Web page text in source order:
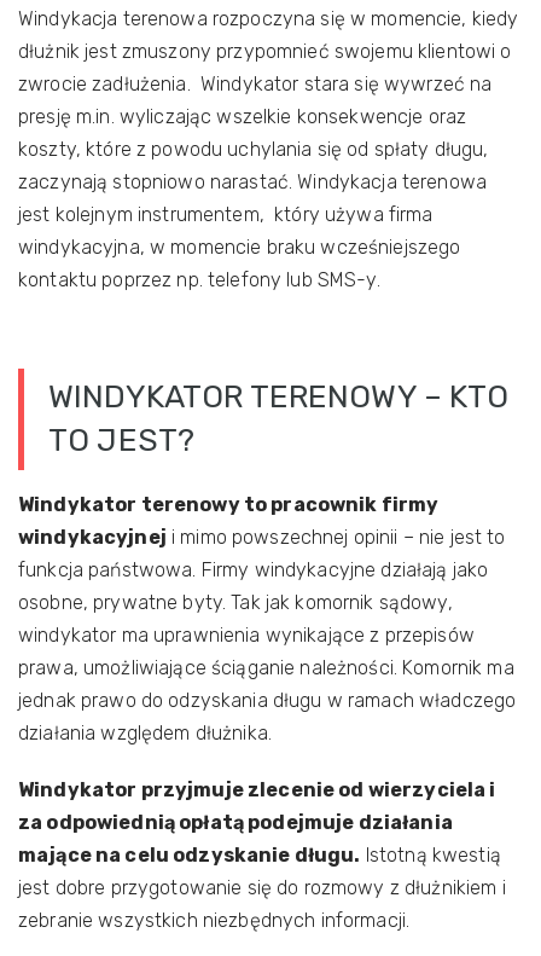
Windykacja terenowa rozpoczyna się w momencie, kiedy
dłużnik jest zmuszony przypomnieć swojemu klientowi o
zwrocie zadłużenia. Windykator stara się wywrzeć na
presję m.in. wyliczając wszelkie konsekwencje oraz
koszty, które z powodu uchylania się od spłaty długu,
zaczynają stopniowo narastać. Windykacja terenowa
jest kolejnym instrumentem, który używa firma
windykacyjna, w momencie braku wcześniejszego
kontaktu poprzez np. telefony lub SMS-y.
WINDYKATOR TERENOWY – KTO
TO JEST?
Windykator terenowy to pracownik firmy
windykacyjnej i mimo powszechnej opinii – nie jest to
funkcja państwowa. Firmy windykacyjne działają jako
osobne, prywatne byty. Tak jak komornik sądowy,
windykator ma uprawnienia wynikające z przepisów
prawa, umożliwiające ściąganie należności. Komornik ma
jednak prawo do odzyskania długu w ramach władczego
działania względem dłużnika.
Windykator przyjmuje zlecenie od wierzyciela i
za odpowiednią opłatą podejmuje działania
mające na celu odzyskanie długu. Istotną kwestią
jest dobre przygotowanie się do rozmowy z dłużnikiem i
zebranie wszystkich niezbędnych informacji.